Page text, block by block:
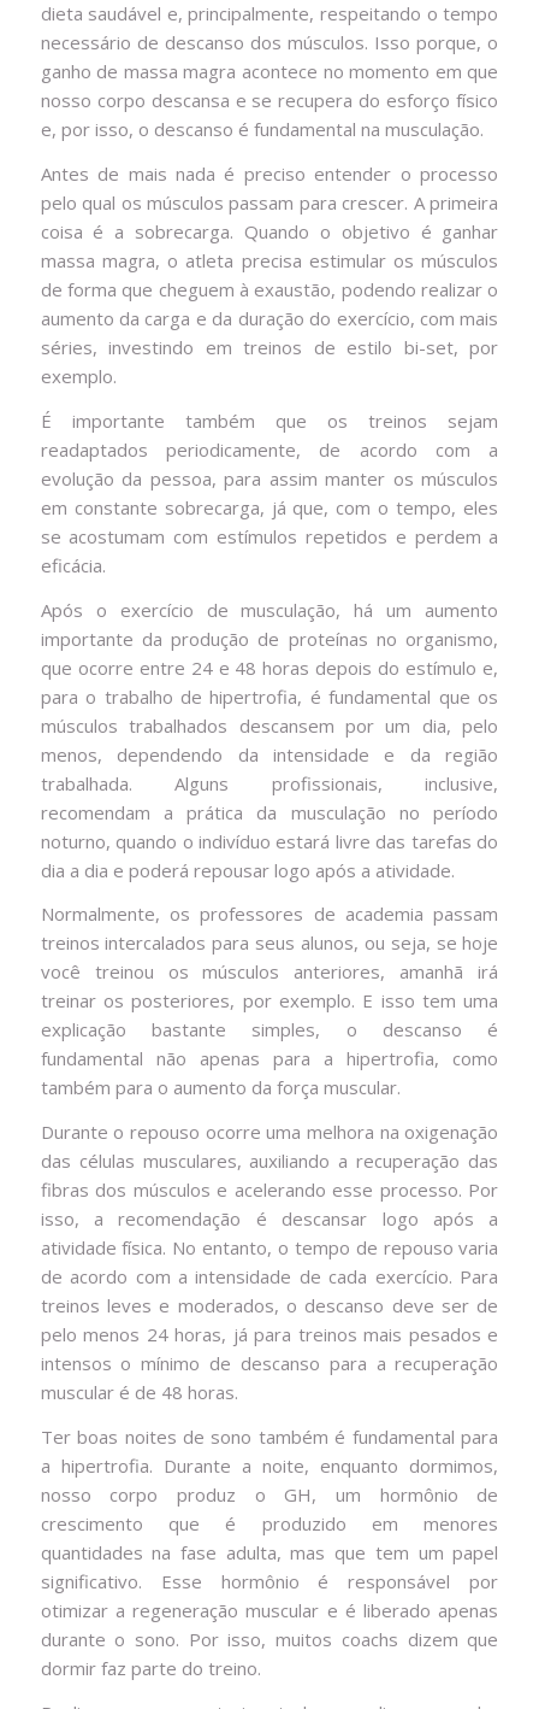
dieta saudável e, principalmente, respeitando o tempo
necessário de descanso dos músculos. Isso porque, o
ganho de massa magra acontece no momento em que
nosso corpo descansa e se recupera do esforço físico
e, por isso, o descanso é fundamental na musculação.
Antes de mais nada é preciso entender o processo
pelo qual os músculos passam para crescer. A primeira
coisa é a sobrecarga. Quando o objetivo é ganhar
massa magra, o atleta precisa estimular os músculos
de forma que cheguem à exaustão, podendo realizar o
aumento da carga e da duração do exercício, com mais
séries, investindo em treinos de estilo bi-set, por
exemplo.
É importante também que os treinos sejam
readaptados periodicamente, de acordo com a
evolução da pessoa, para assim manter os músculos
em constante sobrecarga, já que, com o tempo, eles
se acostumam com estímulos repetidos e perdem a
eficácia.
Após o exercício de musculação, há um aumento
importante da produção de proteínas no organismo,
que ocorre entre 24 e 48 horas depois do estímulo e,
para o trabalho de hipertrofia, é fundamental que os
músculos trabalhados descansem por um dia, pelo
menos, dependendo da intensidade e da região
trabalhada. Alguns profissionais, inclusive,
recomendam a prática da musculação no período
noturno, quando o indivíduo estará livre das tarefas do
dia a dia e poderá repousar logo após a atividade.
Normalmente, os professores de academia passam
treinos intercalados para seus alunos, ou seja, se hoje
você treinou os músculos anteriores, amanhã irá
treinar os posteriores, por exemplo. E isso tem uma
explicação bastante simples, o descanso é
fundamental não apenas para a hipertrofia, como
também para o aumento da força muscular.
Durante o repouso ocorre uma melhora na oxigenação
das células musculares, auxiliando a recuperação das
fibras dos músculos e acelerando esse processo. Por
isso, a recomendação é descansar logo após a
atividade física. No entanto, o tempo de repouso varia
de acordo com a intensidade de cada exercício. Para
treinos leves e moderados, o descanso deve ser de
pelo menos 24 horas, já para treinos mais pesados e
intensos o mínimo de descanso para a recuperação
muscular é de 48 horas.
Ter boas noites de sono também é fundamental para
a hipertrofia. Durante a noite, enquanto dormimos,
nosso corpo produz o GH, um hormônio de
crescimento que é produzido em menores
quantidades na fase adulta, mas que tem um papel
significativo. Esse hormônio é responsável por
otimizar a regeneração muscular e é liberado apenas
durante o sono. Por isso, muitos coachs dizem que
dormir faz parte do treino.